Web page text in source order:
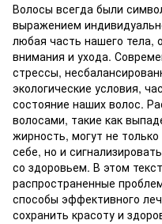
Волосы всегда были
выражением
любая часть нашего тела,
внимания и ухода.
стрессы,
экологические условия,
состояние наших волос.
волосами, такие как
жирность, могут не
себе, но и
со здоровьем. В этом
распространенные
способы эффективного
сохранить красоту и